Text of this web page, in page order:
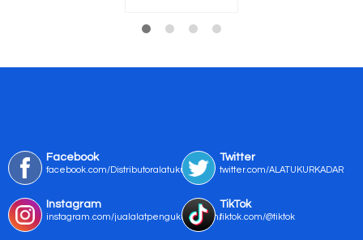
Facebook
facebook.com/Distributoralatukur
Twitter
twitter.com/ALATUKURKADAR
Instagram
instagram.com/jualalatpengukurmurah/
TikTok
tiktok.com/@tiktok